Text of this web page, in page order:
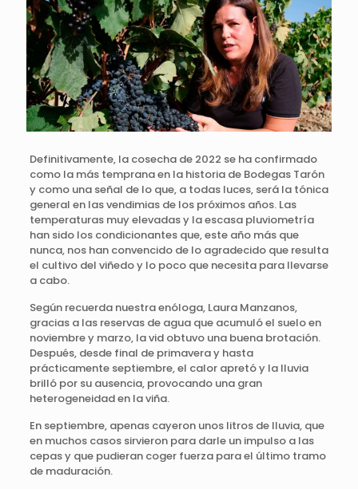
Definitivamente, la cosecha de 2022 se ha confirmado
como la más temprana en la historia de Bodegas Tarón
y como una señal de lo que, a todas luces, será la tónica
general en las vendimias de los próximos años. Las
temperaturas muy elevadas y la escasa pluviometría
han sido los condicionantes que, este año más que
nunca, nos han convencido de lo agradecido que resulta
el cultivo del viñedo y lo poco que necesita para llevarse
a cabo.
Según recuerda nuestra enóloga, Laura Manzanos,
gracias a las reservas de agua que acumuló el suelo en
noviembre y marzo, la vid obtuvo una buena brotación.
Después, desde final de primavera y hasta
prácticamente septiembre, el calor apretó y la lluvia
brilló por su ausencia, provocando una gran
heterogeneidad en la viña.
En septiembre, apenas cayeron unos litros de lluvia, que
en muchos casos sirvieron para darle un impulso a las
cepas y que pudieran coger fuerza para el último tramo
de maduración.